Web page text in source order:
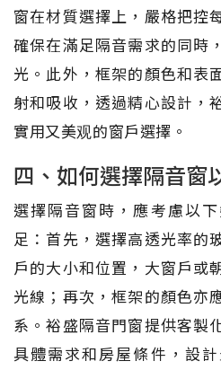
窗在材質選擇上，嚴格把控
確保在滿足隔音需求的同時
光。此外，框架的顏色和表
射和吸收，透過精心設計，
實用又美观的窗戶選擇。
四、如何選擇隔音窗
選擇隔音窗時，應考慮以
足：首先，選擇高透光率的
戶的大小和位置，大窗戶或
光線；再次，框架的顏色亦
系。裕盛隔音門窗提供客製
具體需求和房屋條件，設